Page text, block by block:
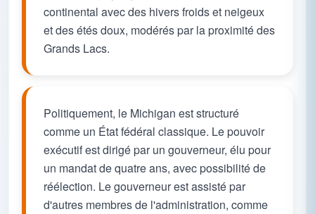
continental avec des hivers froids et neigeux
et des étés doux, modérés par la proximité des
Grands Lacs.
Politiquement, le Michigan est structuré
comme un État fédéral classique. Le pouvoir
exécutif est dirigé par un gouverneur, élu pour
un mandat de quatre ans, avec possibilité de
réélection. Le gouverneur est assisté par
d'autres membres de l'administration, comme